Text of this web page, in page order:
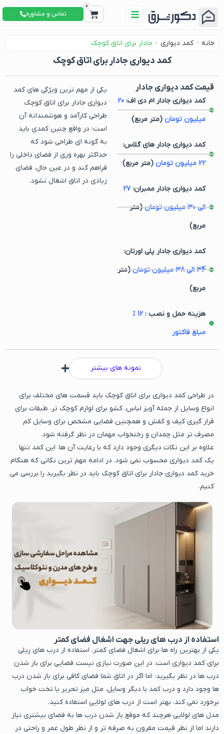
0
تماس و مشاوره
خانه > کمد دیواری > جادار برای اتاق کوچک
کمد دیواری جادار برای اتاق کوچک
قیمت کمد دیواری جادار
کمد دیواری جادار ام دی اف:20
میلیون تومان (متر مربع)
کمد دیواری جادار های گلاس:
22 میلیون تومان (متر مربع)
کمد دیواری جادار ممبران:27
الی30میلیون تومان(متر
مربع)
کمد دیواری جادار پلی اورتان:
34الی38میلیون تومان(متر
مربع)
هزینه حمل و نصب :12
%
مبلغ فاکتور
یکی از مهم ترین ویژگی های کمد
دیواری جادار برای اتاق کوچک
طراحی کارآمد و هوشمندانه آن
است؛ در واقع چنین کمدی باید
به گونه ای طراحی شود که
حداکثر بهره‌ وری از فضای داخلی را
فراهم کند و در عین حال، فضای
زیادی در اتاق اشغال نشود.
نمونه های بیشتر
در طراحی کمد دیواری برای اتاق کوچک باید قسمت های مختلف برای
انواع وسایل از جمله آویز لباس، کشو برای لوازم کوچک تر، طبقات برای
قرار گیری کیف و کفش و همچنین فضایی مشخص برای وسایل کم
مصرف تر مثل چمدان و رختخواب مهمان در نظر گرفته شود.
علاوه بر این نکات دیگری وجود دارد که با رعایت آن ها، این کمد تنها
یک کمد دیواری محسوب نمی شود. در ادامه مهم‌ ترین نکاتی که هنگام
خرید کمد دیواری جادار برای اتاق‌ کوچک باید در نظر بگیرید را بررسی می
‌کنیم.
استفاده از درب های ریلی جهت اشغال فضای کمتر
یکی از بهترین راه ها برای اشغال فضای کمتر، استفاده از درب های ریلی
برای کمد دیواری است. در این صورت نیازی نیست فضایی برای باز شدن
درب ها در نظر بگیرید؛ اما اگر در اتاق شما فضای کافی برای باز شدن درب
ها وجود دارد و درب کمد با دیگر وسایل، مثل میز تحریر یا تخت خواب
برخورد نمی کند، بهتر است از درب های لولایی استفاده کنید.
مدل های لولایی هرچند که موقع باز شدن درب ها به فضای بیشتری نیاز
دارند اما از نظر قیمت مقرون به صرفه تر و از نظر طول عمر و راحتی در